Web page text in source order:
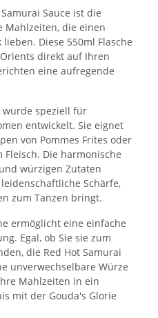
Sauce ist die
Mahlzeiten, die einen
Diese 550ml Flasche
direkt auf Ihren
eine aufregende
wurde speziell für
entwickelt. Sie eignet
von Pommes Frites oder
Die harmonische
würzigen Zutaten
Schärfe,
zum Tanzen bringt.
ermöglicht eine einfache
Egal, ob Sie sie zum
die Red Hot Samurai
unverwechselbare Würze
Mahlzeiten in ein
mit der Gouda's Glorie